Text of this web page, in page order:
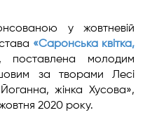
у жовтневій
«Саронська квітка,
поставлена молодим
за творами Лесі
жінка Хусова»,
2020 року.